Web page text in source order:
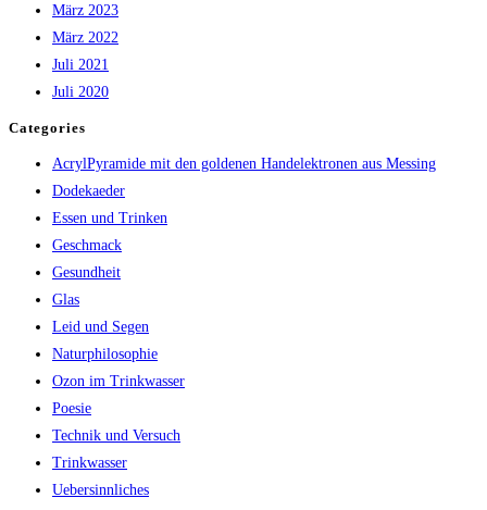
März 2023
März 2022
Juli 2021
Juli 2020
Categories
AcrylPyramide mit den goldenen Handelektronen aus Messing
Dodekaeder
Essen und Trinken
Geschmack
Gesundheit
Glas
Leid und Segen
Naturphilosophie
Ozon im Trinkwasser
Poesie
Technik und Versuch
Trinkwasser
Uebersinnliches